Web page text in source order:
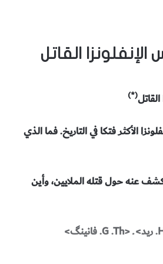
القاتل
(*)
الأكثر فتكا في التاريخ. فما الذي
عام 1918 أن يكشف عنه حول قتله الملايين، وأين